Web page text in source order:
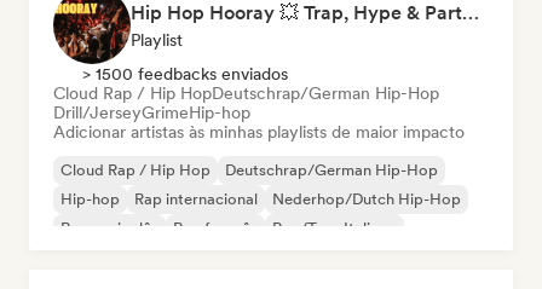
Hip Hop Hooray 💥 Trap, Hype & Party Rap Bangers
Playlist
> 1500 feedbacks enviados
Cloud Rap / Hip HopDeutschrap/German Hip-Hop
Drill/JerseyGrimeHip-hop
Adicionar artistas às minhas playlists de maior impacto
Cloud Rap / Hip Hop
Deutschrap/German Hip-Hop
Hip-hop
Rap internacional
Nederhop/Dutch Hip-Hop
Rap em inglês
Rap francês Rap/Trap Italiano